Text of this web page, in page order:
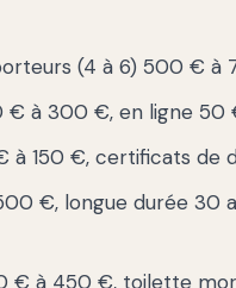
(4 à 6) 500 € à
€ à 300 €, en ligne 50
à 150 €, certificats de
€, longue durée 30
€ à 450 €, toilette